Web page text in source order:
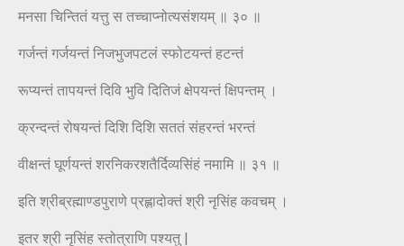
मनसा चिन्तितं यत्तु स तच्चाप्नोत्यसंशयम् ॥ ३० ॥
गर्जन्तं गर्जयन्तं निजभुजपटलं स्फोटयन्तं हटन्तं
रूप्यन्तं तापयन्तं दिवि भुवि दितिजं क्षेपयन्तं क्षिपन्तम् ।
क्रन्दन्तं रोषयन्तं दिशि दिशि सततं संहरन्तं भरन्तं
वीक्षन्तं घूर्णयन्तं शरनिकरशतैर्दिव्यसिंहं नमामि ॥ ३१ ॥
इति श्रीब्रह्माण्डपुराणे प्रह्लादोक्तं श्री नृसिंह कवचम् ।
इतर श्री नृसिंह स्तोत्राणि पश्यतु |